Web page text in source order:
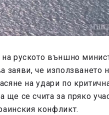
на руското външно
заяви, че използването
на удари по
ще се счита за пряко
конфликт.